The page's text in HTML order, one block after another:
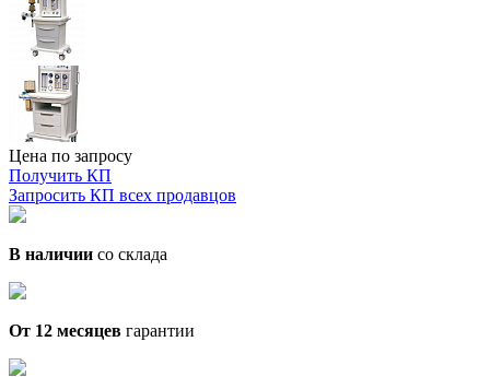
Цена по запросу
Получить КП
Запросить КП всех продавцов
В наличии со склада
От 12 месяцев гарантии